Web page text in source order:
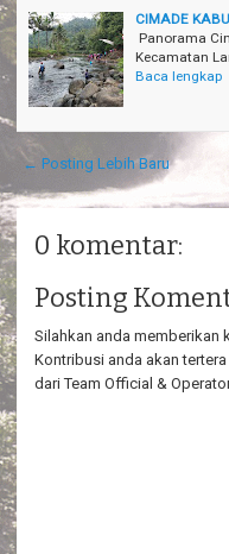
CIMADE
Panorama
Kecamatan
Baca lengkap
← Posting Lebih Baru
0 komentar:
Posting
Silahkan anda memberikan
Kontribusi anda akan
dari Team Official &